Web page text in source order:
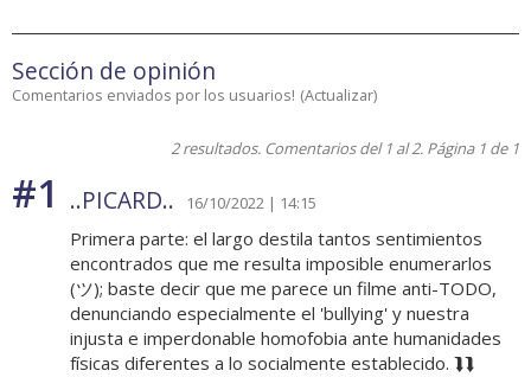
Sección de opinión
Comentarios enviados por los usuarios! (Actualizar)
2 resultados. Comentarios del 1 al 2. Página 1 de 1
#1 ..PICARD.. 16/10/2022 | 14:15
Primera parte: el largo destila tantos sentimientos
encontrados que me resulta imposible enumerarlos
(ツ); baste decir que me parece un filme anti-TODO,
denunciando especialmente el 'bullying' y nuestra
injusta e imperdonable homofobia ante humanidades
físicas diferentes a lo socialmente establecido. ⮯⮯